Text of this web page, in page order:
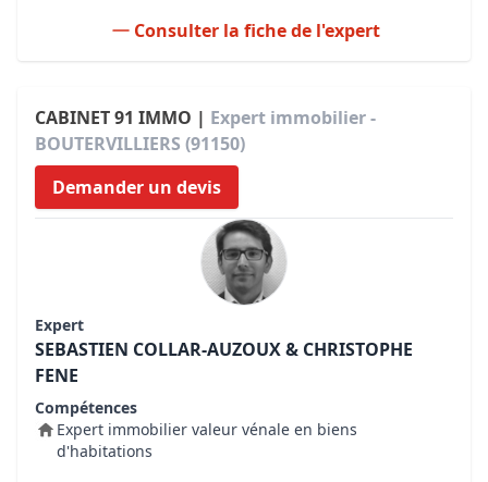
Consulter la fiche de l'expert
CABINET 91 IMMO | Expert immobilier -
BOUTERVILLIERS (91150)
Demander un devis
Expert
SEBASTIEN COLLAR-AUZOUX & CHRISTOPHE
FENE
Compétences
Expert immobilier valeur vénale en biens
d'habitations